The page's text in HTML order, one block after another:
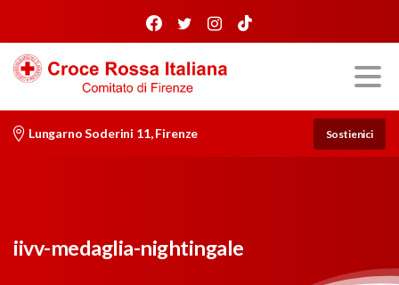
Lungarno Soderini 11, Firenze Sostienici
iivv-medaglia-nightingale